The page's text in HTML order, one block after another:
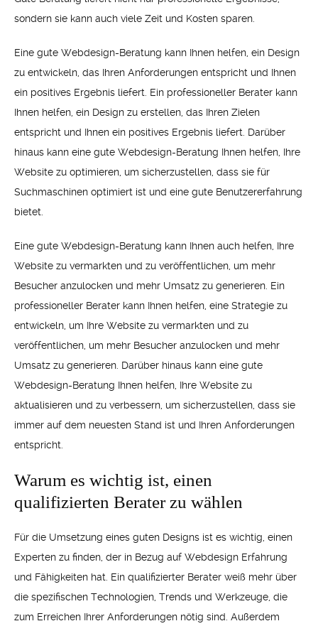
sondern sie kann auch viele Zeit und Kosten sparen.
Eine gute Webdesign-Beratung kann Ihnen helfen, ein Design
zu entwickeln, das Ihren Anforderungen entspricht und Ihnen
ein positives Ergebnis liefert. Ein professioneller Berater kann
Ihnen helfen, ein Design zu erstellen, das Ihren Zielen
entspricht und Ihnen ein positives Ergebnis liefert. Darüber
hinaus kann eine gute Webdesign-Beratung Ihnen helfen, Ihre
Website zu optimieren, um sicherzustellen, dass sie für
Suchmaschinen optimiert ist und eine gute Benutzererfahrung
bietet.
Eine gute Webdesign-Beratung kann Ihnen auch helfen, Ihre
Website zu vermarkten und zu veröffentlichen, um mehr
Besucher anzulocken und mehr Umsatz zu generieren. Ein
professioneller Berater kann Ihnen helfen, eine Strategie zu
entwickeln, um Ihre Website zu vermarkten und zu
veröffentlichen, um mehr Besucher anzulocken und mehr
Umsatz zu generieren. Darüber hinaus kann eine gute
Webdesign-Beratung Ihnen helfen, Ihre Website zu
aktualisieren und zu verbessern, um sicherzustellen, dass sie
immer auf dem neuesten Stand ist und Ihren Anforderungen
entspricht.
Warum es wichtig ist, einen
qualifizierten Berater zu wählen
Für die Umsetzung eines guten Designs ist es wichtig, einen
Experten zu finden, der in Bezug auf Webdesign Erfahrung
und Fähigkeiten hat. Ein qualifizierter Berater weiß mehr über
die spezifischen Technologien, Trends und Werkzeuge, die
zum Erreichen Ihrer Anforderungen nötig sind. Außerdem